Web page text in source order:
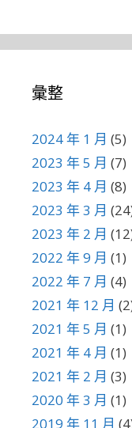
彙整
2024 年 1 月 (5)
2023 年 5 月 (7)
2023 年 4 月 (8)
2023 年 3 月
2023 年 2 月
2022 年 9 月 (1)
2022 年 7 月 (4)
2021 年 12 月
2021 年 5 月 (1)
2021 年 4 月 (1)
2021 年 2 月 (3)
2020 年 3 月 (1)
2019 年 11 月